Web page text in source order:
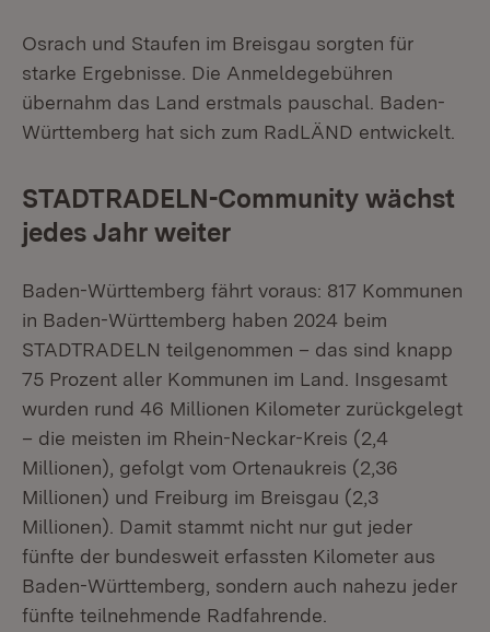
Osrach und Staufen im Breisgau sorgten für
starke Ergebnisse. Die Anmeldegebühren
übernahm das Land erstmals pauschal. Baden-
Württemberg hat sich zum RadLÄND entwickelt.
STADTRADELN-Community wächst
jedes Jahr weiter
Baden-Württemberg fährt voraus: 817 Kommunen
in Baden-Württemberg haben 2024 beim
STADTRADELN teilgenommen – das sind knapp
75 Prozent aller Kommunen im Land. Insgesamt
wurden rund 46 Millionen Kilometer zurückgelegt
– die meisten im Rhein-Neckar-Kreis (2,4
Millionen), gefolgt vom Ortenaukreis (2,36
Millionen) und Freiburg im Breisgau (2,3
Millionen). Damit stammt nicht nur gut jeder
fünfte der bundesweit erfassten Kilometer aus
Baden-Württemberg, sondern auch nahezu jeder
fünfte teilnehmende Radfahrende.